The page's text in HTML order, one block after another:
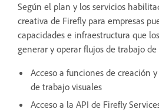
Según el plan y los servicios
creativa de Firefly para empresas
capacidades e infraestructura que
generar y operar flujos de trabajo
Acceso a funciones de creación
de trabajo visuales
Acceso a la API de Firefly